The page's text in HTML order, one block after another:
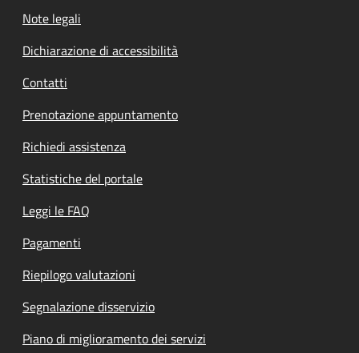
Note legali
Dichiarazione di accessibilità
Contatti
Prenotazione appuntamento
Richiedi assistenza
Statistiche del portale
Leggi le FAQ
Pagamenti
Riepilogo valutazioni
Segnalazione disservizio
Piano di miglioramento dei servizi